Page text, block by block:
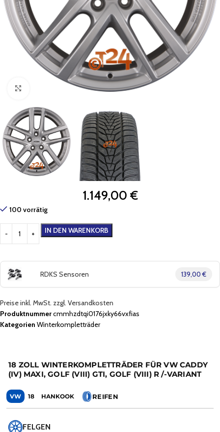
Zum Vergrößern klicken
1.149,00 €
100 vorrätig
IN DEN WARENKORB
RDKS Sensoren 139,00 €
Preise inkl. MwSt. zzgl. Versandkosten
Produktnummercmmhzdtqi0176jxky66vxfias
Kategorien Winterkompletträder
18 ZOLL WINTERKOMPLETTRÄDER FÜR VW CADDY
(IV) MAXI, GOLF (VIII) GTI, GOLF (VIII) R /-VARIANT
VW 18 HANKOOK REIFEN
FELGEN